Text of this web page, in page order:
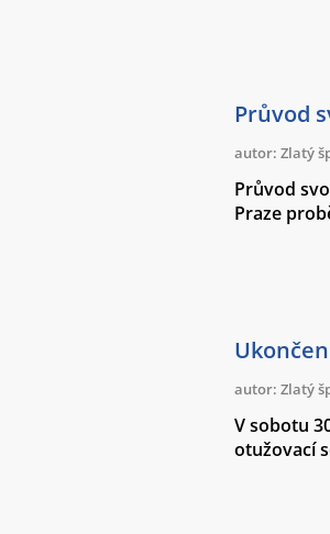
Průvod
autor: Zlatý
Průvod
Praze
autor: Zlatý
V sobotu
otužovací